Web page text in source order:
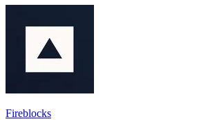
Fireblocks